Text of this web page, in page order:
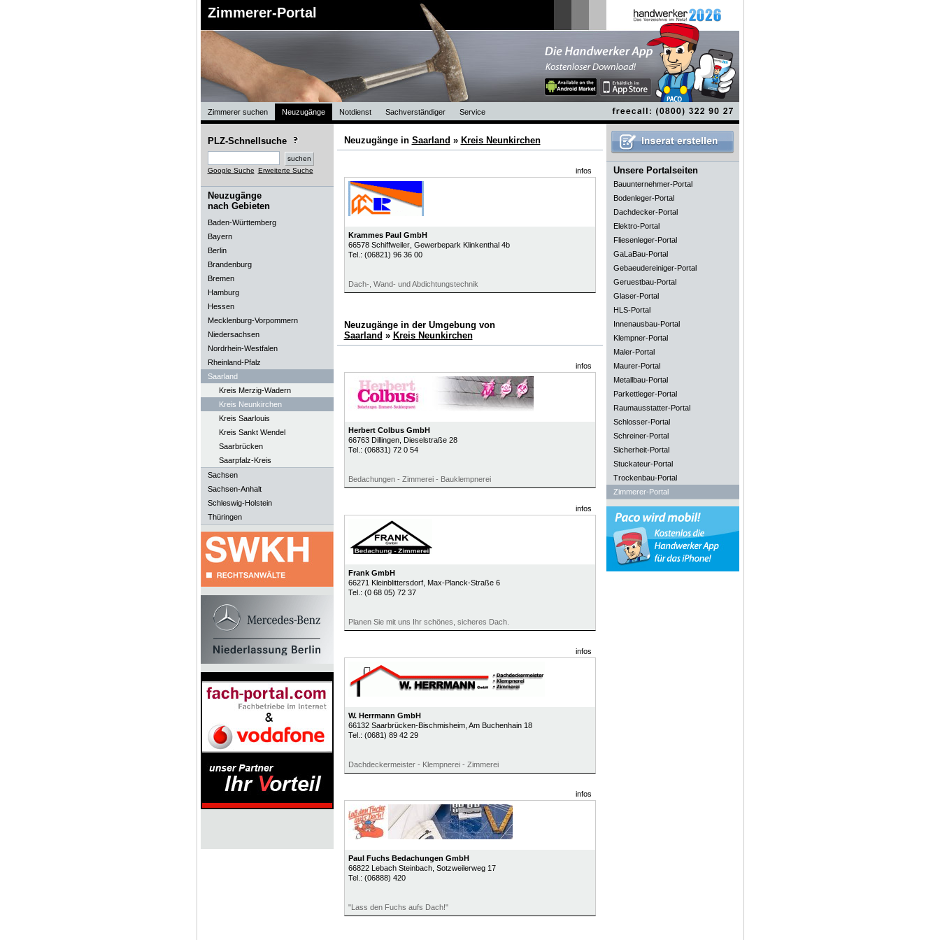
Zimmerer-Portal
Zimmerer suchen Neuzugänge Notdienst Sachverständiger Service
PLZ-Schnellsuche
Google Suche Erweiterte Suche
Neuzugänge
nach Gebieten
Baden-Württemberg
Bayern
Berlin
Brandenburg
Bremen
Hamburg
Hessen
Mecklenburg-Vorpommern
Niedersachsen
Nordrhein-Westfalen
Rheinland-Pfalz
Saarland
Kreis Merzig-Wadern
Kreis Neunkirchen
Kreis Saarlouis
Kreis Sankt Wendel
Saarbrücken
Saarpfalz-Kreis
Sachsen
Sachsen-Anhalt
Schleswig-Holstein
Thüringen
Neuzugänge in Saarland » Kreis Neunkirchen
infos
Krammes Paul GmbH
66578 Schiffweiler, Gewerbepark Klinkenthal 4b
Tel.: (06821) 96 36 00
Dach-, Wand- und Abdichtungstechnik
Neuzugänge in der Umgebung von
Saarland » Kreis Neunkirchen
infos
Herbert Colbus GmbH
66763 Dillingen, Dieselstraße 28
Tel.: (06831) 72 0 54
Bedachungen - Zimmerei - Bauklempnerei
infos
Frank GmbH
66271 Kleinblittersdorf, Max-Planck-Straße 6
Tel.: (0 68 05) 72 37
Planen Sie mit uns Ihr schönes, sicheres Dach.
infos
W. Herrmann GmbH
66132 Saarbrücken-Bischmisheim, Am Buchenhain 18
Tel.: (0681) 89 42 29
Dachdeckermeister - Klempnerei - Zimmerei
infos
Paul Fuchs Bedachungen GmbH
66822 Lebach Steinbach, Sotzweilerweg 17
Tel.: (06888) 420
"Lass den Fuchs aufs Dach!"
Unsere Portalseiten
Bauunternehmer-Portal
Bodenleger-Portal
Dachdecker-Portal
Elektro-Portal
Fliesenleger-Portal
GaLaBau-Portal
Gebaeudereiniger-Portal
Geruestbau-Portal
Glaser-Portal
HLS-Portal
Innenausbau-Portal
Klempner-Portal
Maler-Portal
Maurer-Portal
Metallbau-Portal
Parkettleger-Portal
Raumausstatter-Portal
Schlosser-Portal
Schreiner-Portal
Sicherheit-Portal
Stuckateur-Portal
Trockenbau-Portal
Zimmerer-Portal